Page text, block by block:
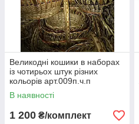
Великодні кошики в наборах
із чотирьох штук різних
кольорів арт.009п.ч.п
В наявності
1 200 ₴/комплект